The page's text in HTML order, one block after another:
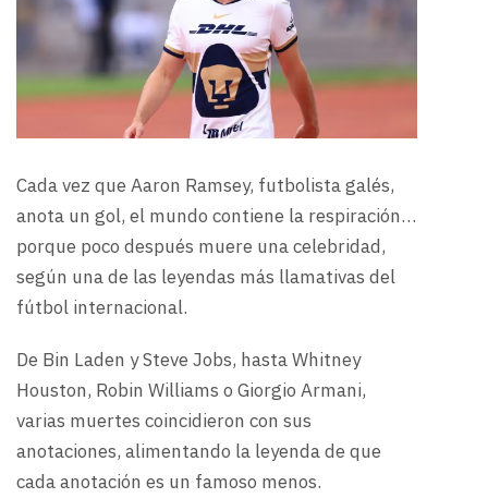
Cada vez que Aaron Ramsey, futbolista galés,
anota un gol, el mundo contiene la respiración…
porque poco después muere una celebridad,
según una de las leyendas más llamativas del
fútbol internacional.
De Bin Laden y Steve Jobs, hasta Whitney
Houston, Robin Williams o Giorgio Armani,
varias muertes coincidieron con sus
anotaciones, alimentando la leyenda de que
cada anotación es un famoso menos.